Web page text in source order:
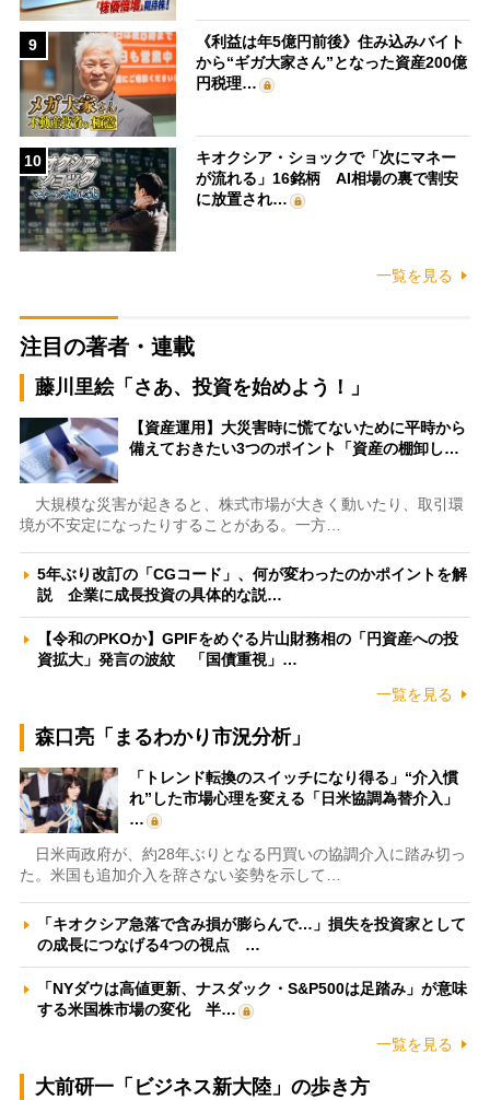
9
《利益は年5億円前後》住み込みバイト
から“ギガ大家さん”となった資産200億
円税理…
10
キオクシア・ショックで「次にマネー
が流れる」16銘柄 AI相場の裏で割安
に放置され…
一覧を見る
注目の著者・連載
藤川里絵「さあ、投資を始めよう！」
【資産運用】大災害時に慌てないために平時から
備えておきたい3つのポイント「資産の棚卸し…
大規模な災害が起きると、株式市場が大きく動いたり、取引環
境が不安定になったりすることがある。一方…
5年ぶり改訂の「CGコード」、何が変わったのかポイントを解
説 企業に成長投資の具体的な説…
【令和のPKOか】GPIFをめぐる片山財務相の「円資産への投
資拡大」発言の波紋 「国債重視」…
一覧を見る
森口亮「まるわかり市況分析」
「トレンド転換のスイッチになり得る」“介入慣
れ”した市場心理を変える「日米協調為替介入」
…
日米両政府が、約28年ぶりとなる円買いの協調介入に踏み切っ
た。米国も追加介入を辞さない姿勢を示して…
「キオクシア急落で含み損が膨らんで…」損失を投資家として
の成長につなげる4つの視点 …
「NYダウは高値更新、ナスダック・S&P500は足踏み」が意味
する米国株市場の変化 半…
一覧を見る
大前研一「ビジネス新大陸」の歩き方